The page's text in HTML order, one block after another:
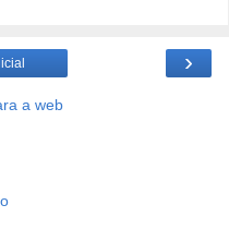
›
a web